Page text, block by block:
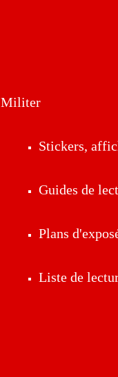
Militer
Stickers,
Guides de
Plans
Liste de